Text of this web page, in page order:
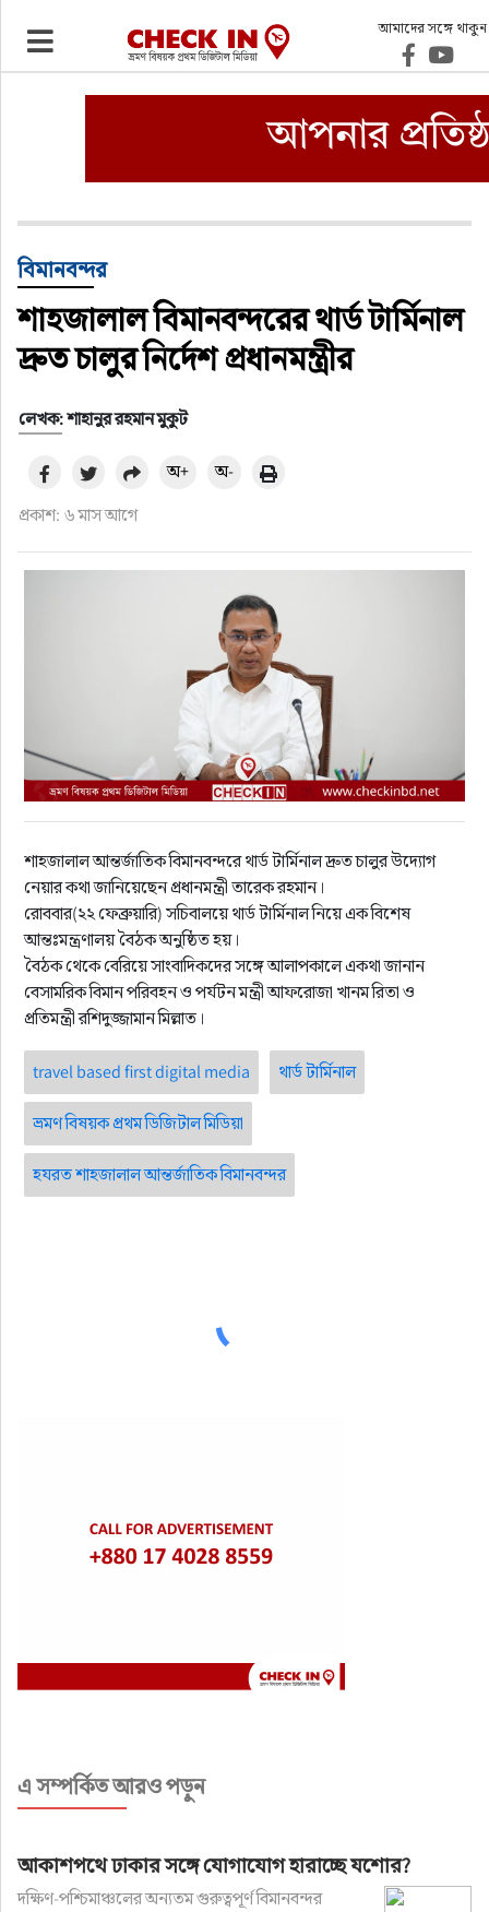
আমাদের সঙ্গে থাকুন
ভ্রমণ
ওটিএ
হোটেল-মোটেল-রিসোর্ট
বিদেশযাত্রা
প্রবাস
ফুড
হজ-ওমরাহ
বিমানবন্দর
শাহজালাল বিমানবন্দরের থার্ড টার্মিনাল
দ্রুত চালুর নির্দেশ প্রধানমন্ত্রীর
লেখক: শাহানুর রহমান মুকুট
প্রকাশ: ৬ মাস আগে
অ+ অ-
শাহজালাল আন্তর্জাতিক বিমানবন্দরে থার্ড টার্মিনাল দ্রুত চালুর উদ্যোগ
নেয়ার কথা জানিয়েছেন প্রধানমন্ত্রী তারেক রহমান।
রোববার(২২ ফেব্রুয়ারি) সচিবালয়ে থার্ড টার্মিনাল নিয়ে এক বিশেষ
আন্তঃমন্ত্রণালয় বৈঠক অনুষ্ঠিত হয়।
বৈঠক থেকে বেরিয়ে সাংবাদিকদের সঙ্গে আলাপকালে একথা জানান
বেসামরিক বিমান পরিবহন ও পর্যটন মন্ত্রী আফরোজা খানম রিতা ও
প্রতিমন্ত্রী রশিদুজ্জামান মিল্লাত।
travel based first digital media থার্ড টার্মিনাল
ভ্রমণ বিষয়ক প্রথম ডিজিটাল মিডিয়া
হযরত শাহজালাল আন্তর্জাতিক বিমানবন্দর
এ সম্পর্কিত আরও পড়ুন
আকাশপথে ঢাকার সঙ্গে যোগাযোগ হারাচ্ছে যশোর?
দক্ষিণ-পশ্চিমাঞ্চলের অন্যতম গুরুত্বপূর্ণ বিমানবন্দর